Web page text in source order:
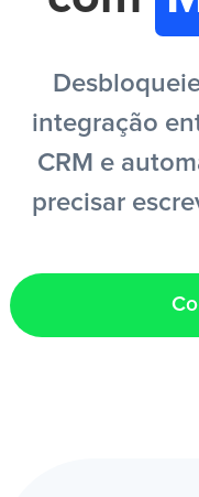
integração
CRM e
precisar